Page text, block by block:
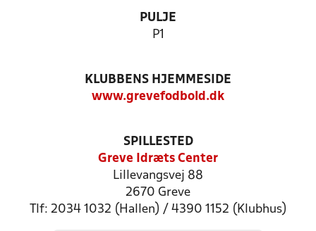
PULJE
P1
KLUBBENS HJEMMESIDE
www.grevefodbold.dk
SPILLESTED
Greve Idræts Center
Lillevangsvej 88
2670 Greve
Tlf: 2034 1032 (Hallen) / 4390 1152 (Klubhus)